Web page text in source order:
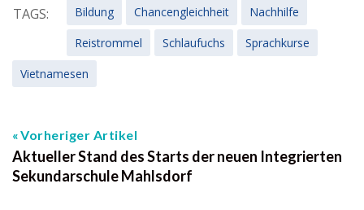
TAGS: Bildung Chancengleichheit
Nachhilfe
Reistrommel
Schlaufuchs
Sprachkurse
Vietnamesen
Vorheriger Artikel
Aktueller Stand des Starts der neuen Integrierten
Sekundarschule Mahlsdorf